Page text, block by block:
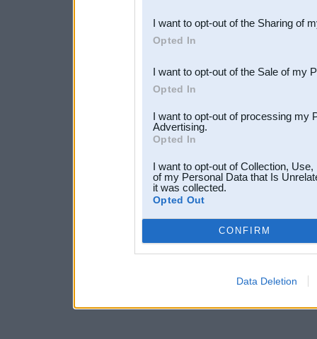
Downstream Participants
third parties.
I want to opt-out of the Sharing of
Opted In
I want to opt-out of the Sale of my
Opted In
I want to opt-out of processing my
Advertising.
Opted In
I want to opt-out of Collection,
of my Personal Data that Is
it was collected.
Opted Out
CONFIRM
Data Deletion